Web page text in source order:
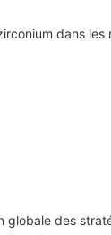
dans
globale des